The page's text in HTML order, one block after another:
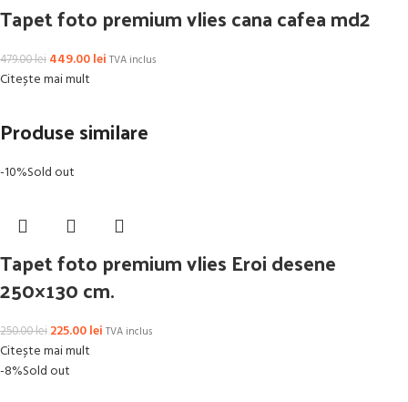
Tapet foto premium vlies cana cafea md2
479.00lei 449.00lei TVA inclus
Citește mai mult
Produse similare
-10%Sold out
Tapet foto premium vlies Eroi desene
250×130 cm.
250.00lei 225.00lei TVA inclus
Citește mai mult
-8%Sold out